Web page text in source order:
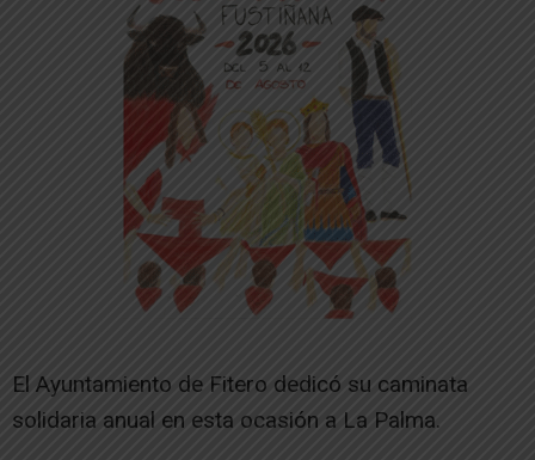
El Ayuntamiento de Fitero dedicó su caminata
solidaria anual en esta ocasión a La Palma.